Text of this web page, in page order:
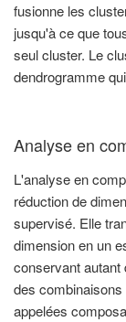
fusionne les
jusqu'à ce que
seul cluster. Le
dendrogramme
Analyse en
L'analyse en
réduction de
supervisé. Elle
dimension en un
conservant autant
des
appelées